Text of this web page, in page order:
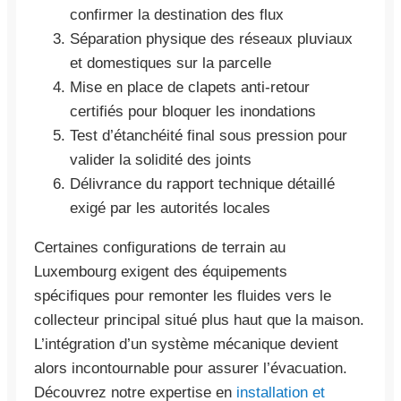
confirmer la destination des flux
Séparation physique des réseaux pluviaux
et domestiques sur la parcelle
Mise en place de clapets anti-retour
certifiés pour bloquer les inondations
Test d’étanchéité final sous pression pour
valider la solidité des joints
Délivrance du rapport technique détaillé
exigé par les autorités locales
Certaines configurations de terrain au
Luxembourg exigent des équipements
spécifiques pour remonter les fluides vers le
collecteur principal situé plus haut que la maison.
L’intégration d’un système mécanique devient
alors incontournable pour assurer l’évacuation.
Découvrez notre expertise en installation et